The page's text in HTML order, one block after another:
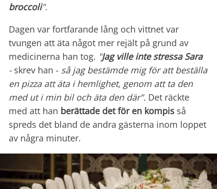
broccoli".
Dagen var fortfarande lång och vittnet var
tvungen att äta något mer rejält på grund av
medicinerna han tog. "Jag ville inte stressa Sara
- skrev han - så jag bestämde mig för att beställa
en pizza att äta i hemlighet, genom att ta den
med ut i min bil och äta den där". Det räckte
med att han berättade det för en kompis så
spreds det bland de andra gästerna inom loppet
av några minuter.